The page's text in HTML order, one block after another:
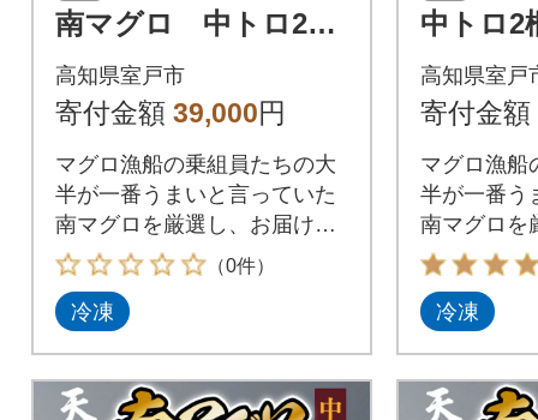
南マグロ 中トロ2柵
【解凍書付】
高知県室戸市
寄付金額 39,000円
マグロ漁船の乗組員たちの大
半が一番うまいと言っていた
南マグロを厳選し、お届けい
たします。是非、お刺身やち
らし寿司、海鮮丼(ネギトロ
丼、マグロ丼)、漬け丼や惣菜
でお届けいたしますが、解凍
の方法を記載した説明書を同
（0件）
冷凍
中トロ2
付】
高知県室戸
寄付金額
マグロ漁船
半が一番う
南マグロを
たします。
らし寿司、
丼、マグロ
でお届けい
の方法を記
冷凍